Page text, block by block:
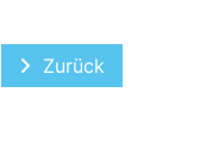
Vorheriger
Zurück